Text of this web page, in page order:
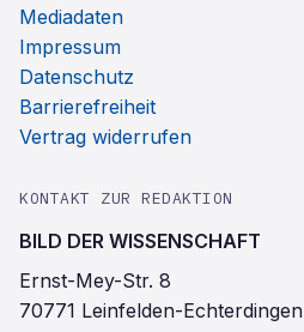
Mediadaten
Impressum
Datenschutz
Barrierefreiheit
Vertrag widerrufen
KONTAKT ZUR REDAKTION
BILD DER WISSENSCHAFT
Ernst-Mey-Str. 8
70771 Leinfelden-Echterdingen